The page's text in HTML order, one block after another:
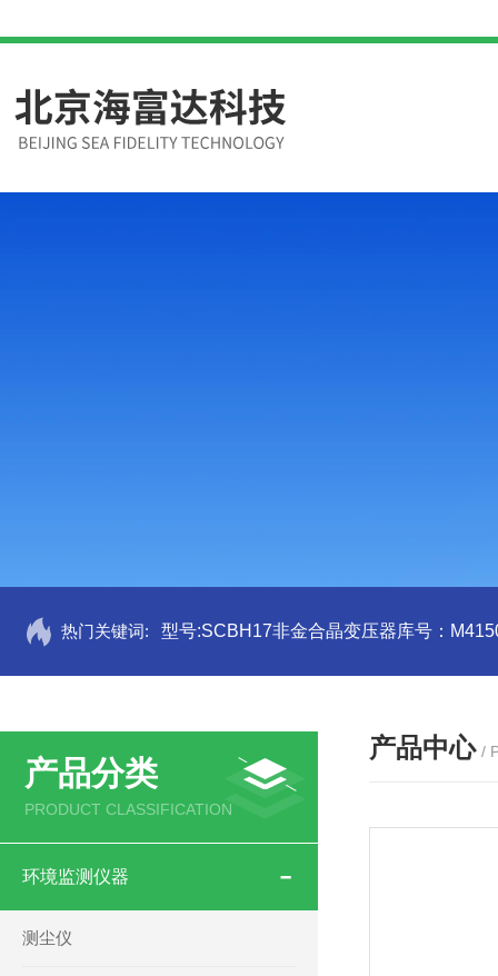
热门关键词: 型号:SCBH17非金合晶变压器库号：
产品分类
PRODUCT CLASSIFICATION
环境监测仪器
测尘仪
产品中心 /